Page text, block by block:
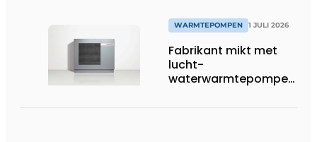
WARMTEPOMPEN 1 JULI 2026
Fabrikant mikt met
lucht-
waterwarmtepompen